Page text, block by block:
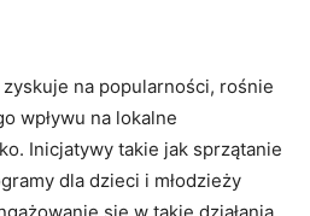
na popularności, rośnie
wpływu na lokalne
Inicjatywy takie jak sprzątanie
dla dzieci i młodzieży